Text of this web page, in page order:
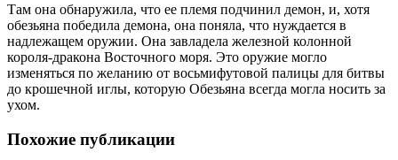
Там она обнаружила, что ее племя подчинил демон, и, хотя
обезьяна победила демона, она поняла, что нуждается в
надлежащем оружии. Она завладела железной колонной
короля-дракона Восточного моря. Это оружие могло
изменяться по желанию от восьмифутовой палицы для битвы
до крошечной иглы, которую Обезьяна всегда могла носить за
ухом.
Похожие публикации